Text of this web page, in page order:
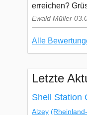
erreichen?
Ewald Müller
Alle
Letzte
Shell Station
Alzey